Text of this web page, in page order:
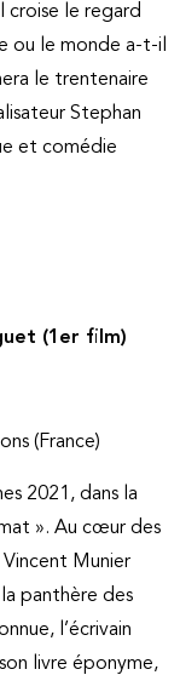
croise le regard
ou le monde a-t-il
le trentenaire
Stephan
et comédie
(1er film)
(France)
2021, dans la
». Au cœur des
Munier
panthère des
l’écrivain
livre éponyme,